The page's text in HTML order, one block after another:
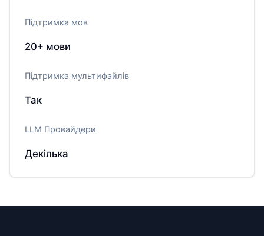
Підтримка мов
20+ мови
Підтримка мультифайлів
Так
LLM Провайдери
Декілька